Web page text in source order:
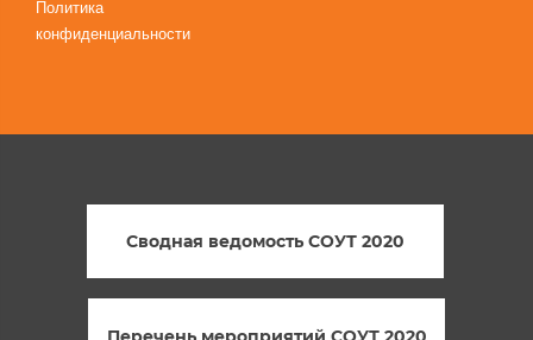
Политика
конфиденциальности
Сводная ведомость СОУТ 2020